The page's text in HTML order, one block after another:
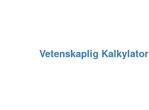
Vetenskaplig Kalkylator